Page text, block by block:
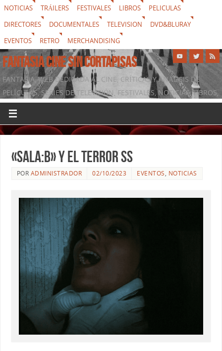
NOTICIAS TRÁILERS FESTIVALES LIBROS
PELICULAS
DIRECTORES
DOCUMENTALES TELEVISION
DVD&BLURAY
EVENTOS
RETRO MERCHANDISING
FANTASIA CINE SIN CORTAPISAS
FANTASIA, WEB DEDICADA AL CINE, CRÍTICAS Y ANÁLISIS DE
PELÍCULAS, SERIES DE TELEVISIÓN, FESTIVALES, NOTICIAS, LIBROS,
DVD & BLURAY, MERCHANDISING Y TODO LO QUE RODEA AL
SÉPTIMO ARTE
«Sala:B» y el terror SS
POR ADMINISTRADOR 02/10/2023 EVENTOS, NOTICIAS